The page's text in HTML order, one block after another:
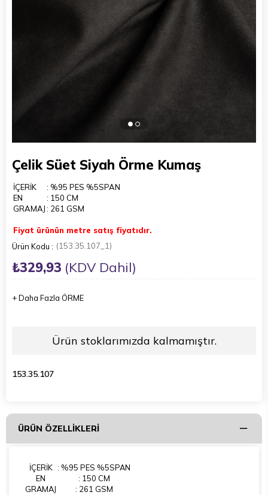
Çelik Süet Siyah Örme Kumaş
İÇERİK
: %95 PES %5SPAN
EN
: 150 CM
GRAMAJ: 261 GSM
Fiyat ürünün metre satış fiyatıdır.
(153.35.107_1)
₺329,93 (KDV Dahil)
+Daha Fazla ÖRME
Ürün stoklarımızda kalmamıştır.
153.35.107
ÜRÜN ÖZELLIKLERI
İÇERİK : %95 PES %5SPAN
EN
: 150 CM
GRAMAJ
: 261 GSM